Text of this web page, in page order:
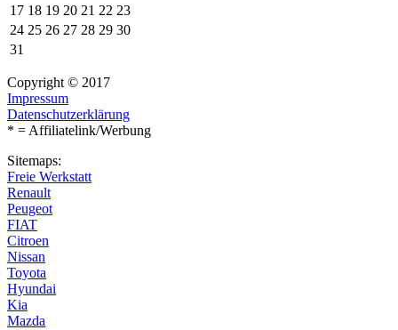
17 18 19 20 21 22 23
24 25 26 27 28 29 30
31
Copyright © 2017
Impressum
Datenschutzerklärung
* = Affiliatelink/Werbung
Sitemaps:
Freie Werkstatt
Renault
Peugeot
FIAT
Citroen
Nissan
Toyota
Hyundai
Kia
Mazda